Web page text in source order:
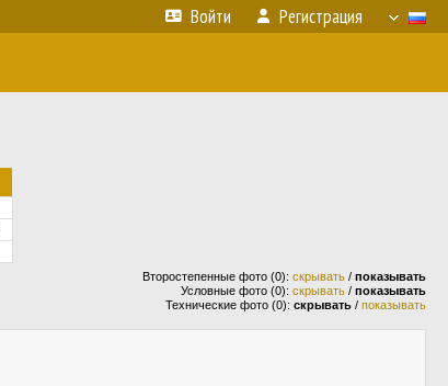
Войти Регистрация
Второстепенные фото (0): скрывать / показывать
Условные фото (0): скрывать / показывать
Технические фото (0): скрывать / показывать